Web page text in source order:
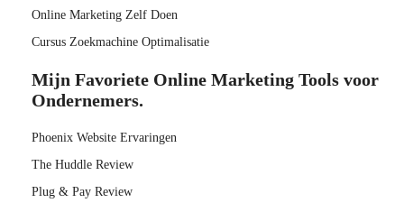
Online Marketing Zelf Doen
Cursus Zoekmachine Optimalisatie
Mijn Favoriete Online Marketing Tools voor
Ondernemers.
Phoenix Website Ervaringen
The Huddle Review
Plug & Pay Review